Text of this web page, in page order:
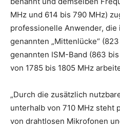
MHz und 614 bis 790 MHz)
professionelle Anwender,
genannten „Mittenlücke“
genannten ISM-Band (863
von 1785 bis 1805 MHz
„Durch die zusätzlich
unterhalb von 710 MHz steht
von drahtlosen Mikrofonen